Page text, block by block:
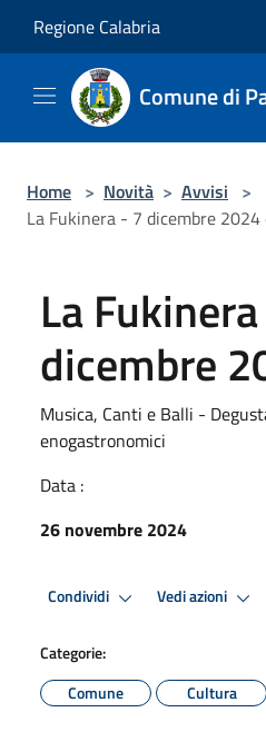
Regione Calabria
Comune di
Home > Novità > Avvisi >
La Fukinera - 7 dicembre 2024
La
dicembre
Musica, Canti e Balli -
enogastronomici
Data :
26 novembre 2024
Condividi Vedi azioni
Categorie:
Comune
Cultura